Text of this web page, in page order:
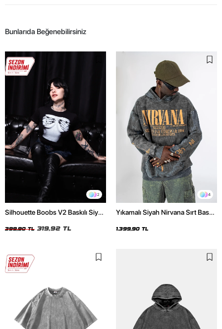
Bunlarıda Beğenebilirsiniz
2
Silhouette Boobs V2 Baskılı Siyah
399,90 TL 319,92 TL
4
Yıkamalı Siyah Nirvana Sırt Baskılı
1.399,90 TL